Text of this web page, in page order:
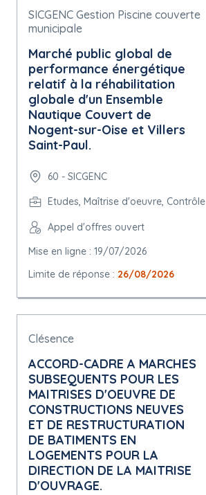
SICGENC Gestion Piscine couverte
municipale
Marché public global de
performance énergétique
relatif à la réhabilitation
globale d'un Ensemble
Nautique Couvert de
Nogent-sur-Oise et Villers
Saint-Paul.
60 - SICGENC
Etudes, Maîtrise d'oeuvre, Contrôle
Appel d'offres ouvert
Mise en ligne : 19/07/2026
Limite de réponse : 26/08/2026
Clésence
ACCORD-CADRE A MARCHES
SUBSEQUENTS POUR LES
MAITRISES D'OEUVRE DE
CONSTRUCTIONS NEUVES
ET DE RESTRUCTURATION
DE BATIMENTS EN
LOGEMENTS POUR LA
DIRECTION DE LA MAITRISE
D'OUVRAGE.